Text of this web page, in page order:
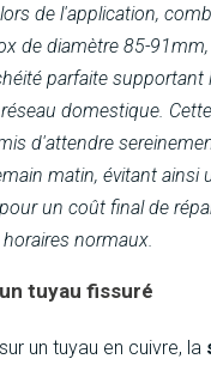
de l'application,
de diamètre 85-
parfaite supportant
domestique.
d'attendre
matin, évitant ainsi
un coût final de
normaux.
tuyau fissuré
un tuyau en cuivre, la